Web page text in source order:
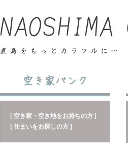
[ 空き家・空き地をお持ちの方 ]
[ 住まいをお探しの方 ]